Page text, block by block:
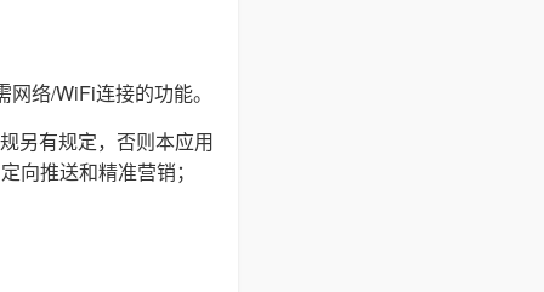
络/WiFi连接的功能。
另有规定，否则本应用
向推送和精准营销；